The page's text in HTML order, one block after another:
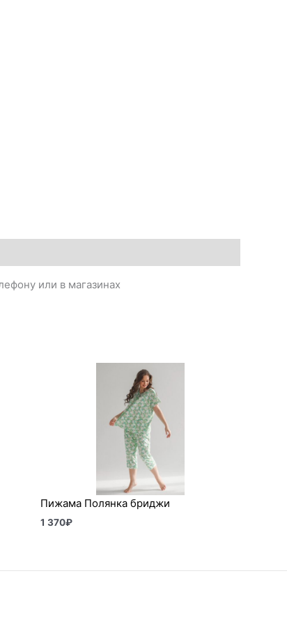
или в магазинах
Пижама Полянка бриджи
1 370₽